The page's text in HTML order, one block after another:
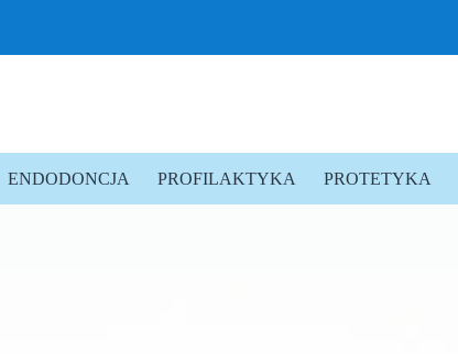
ENDODONCJA PROFILAKTYKA PROTETYKA